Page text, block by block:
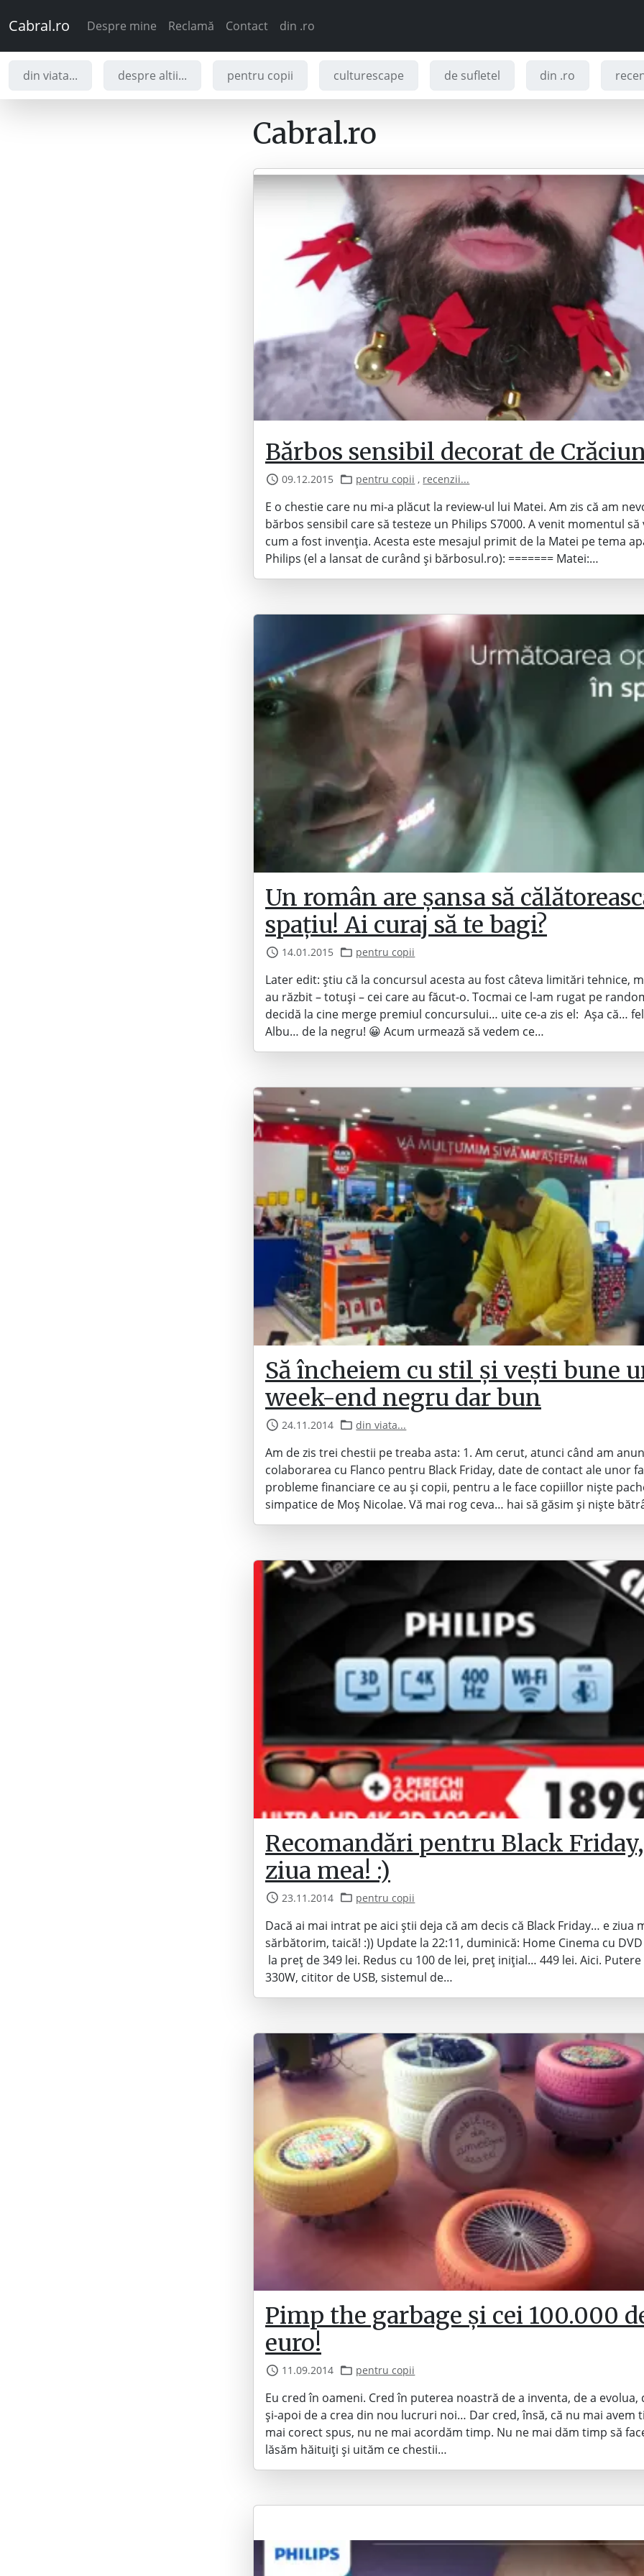
Cabral.ro Despre mine Reclamă Contact din .ro
din viata... despre altii... pentru copii culturescape de sufletel din .ro
Cabral.ro
Bărbos sensibil decorat de
09.12.2015 pentru copii , recenzii...
E o chestie care nu mi-a plăcut la review-ul lui Matei. Am zis că am
bărbos sensibil care să testeze un Philips S7000. A venit momentul să
cum a fost invenția. Acesta este mesajul primit de la Matei pe tema
Philips (el a lansat de curând și bărbosul.ro): ======= Matei:…
Un român are șansa să
spațiu! Ai curaj să te bagi?
14.01.2015 pentru copii
Later edit: știu că la concursul acesta au fost câteva limitări tehnice,
au răzbit – totuși – cei care au făcut-o. Tocmai ce l-am rugat pe
decidă la cine merge premiul concursului… uite ce-a zis el: Așa că…
Albu… de la negru! 😀 Acum urmează să vedem ce…
Să încheiem cu stil și vești bune
week-end negru dar bun
24.11.2014 din viata...
Am de zis trei chestii pe treaba asta: 1. Am cerut, atunci când am
colaborarea cu Flanco pentru Black Friday, date de contact ale unor
probleme financiare ce au și copii, pentru a le face copiillor niște
simpatice de Moș Nicolae. Vă mai rog ceva… hai să găsim și niște
Recomandări pentru Black
ziua mea! :)
23.11.2014 pentru copii
Dacă ai mai intrat pe aici știi deja că am decis că Black Friday… e ziua
sărbătorim, taică! :)) Update la 22:11, duminică: Home Cinema cu
la preț de 349 lei. Redus cu 100 de lei, preț inițial… 449 lei. Aici.
330W, cititor de USB, sistemul de…
Pimp the garbage și cei 100.000
euro!
11.09.2014 pentru copii
Eu cred în oameni. Cred în puterea noastră de a inventa, de a evolua,
și-apoi de a crea din nou lucruri noi… Dar cred, însă, că nu mai avem
mai corect spus, nu ne mai acordăm timp. Nu ne mai dăm timp să
lăsăm hăituiți și uităm ce chestii…